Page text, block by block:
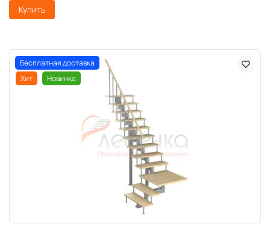
Купить
Бесплатная доставка
Хит
Новинка